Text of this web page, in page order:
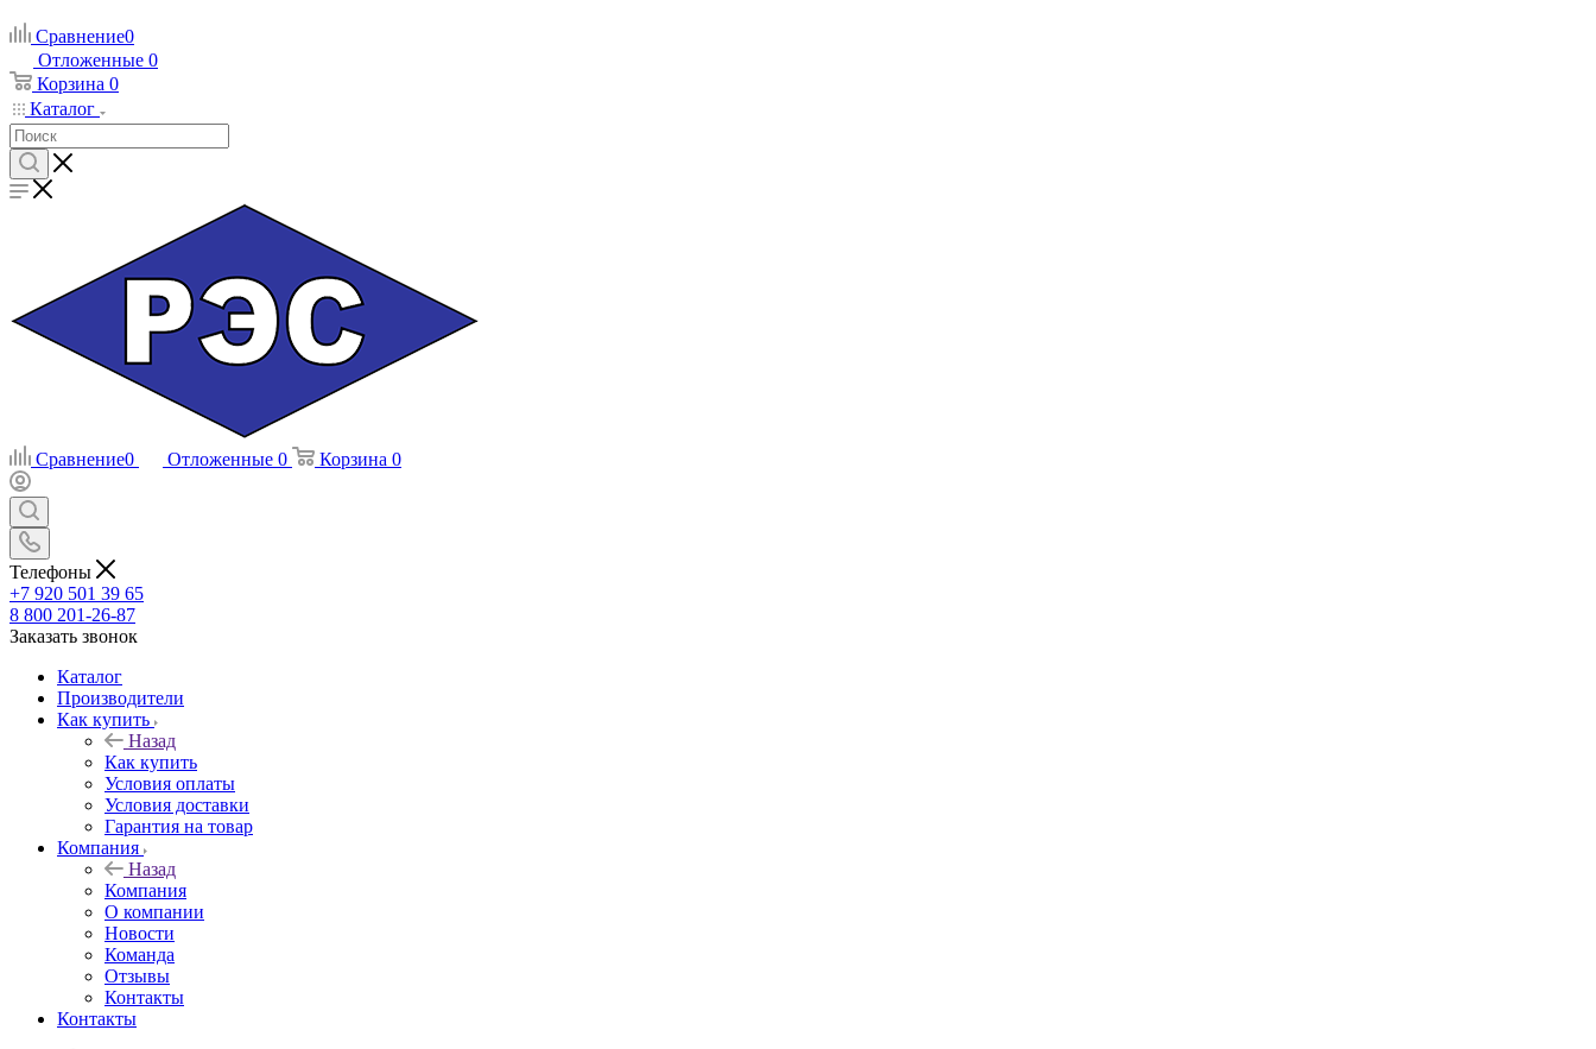
Сравнение0
Отложенные 0
Корзина 0
Каталог
Сравнение0 Отложенные 0 Корзина 0
Телефоны
+7 920 501 39 65
8 800 201-26-87
Заказать звонок
Каталог
Производители
Как купить
Назад
Как купить
Условия оплаты
Условия доставки
Гарантия на товар
Компания
Назад
Компания
О компании
Новости
Команда
Отзывы
Контакты
Контакты